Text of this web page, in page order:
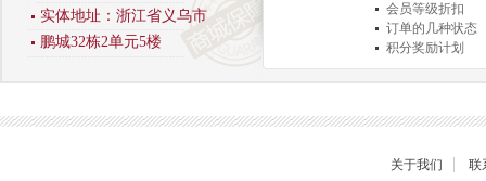
实体地址：浙江省义乌市
鹏城32栋2单元5楼
会员等级折扣
订单的几种状态
积分奖励计划
商品退货保障
关于我们 联